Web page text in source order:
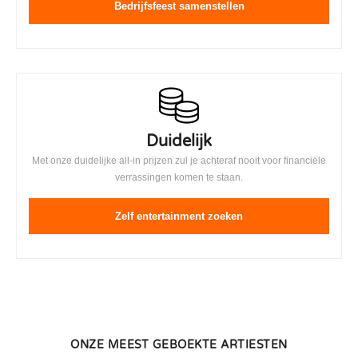
Bedrijfsfeest samenstellen
Duidelijk
Met onze duidelijke all-in prijzen zul je achteraf nooit voor financiële
verrassingen komen te staan.
Zelf entertainment zoeken
ONZE MEEST GEBOEKTE ARTIESTEN